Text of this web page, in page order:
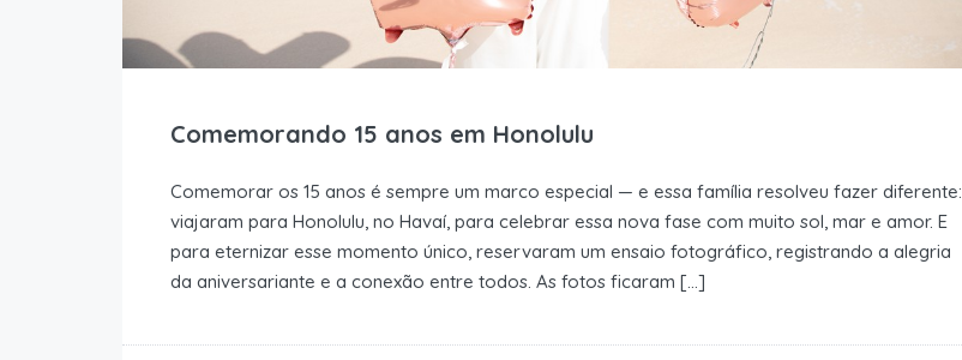
Comemorando 15 anos em Honolulu
Comemorar os 15 anos é sempre um marco especial — e essa família resolveu fazer diferente:
viajaram para Honolulu, no Havaí, para celebrar essa nova fase com muito sol, mar e amor. E
para eternizar esse momento único, reservaram um ensaio fotográfico, registrando a alegria
da aniversariante e a conexão entre todos. As fotos ficaram […]